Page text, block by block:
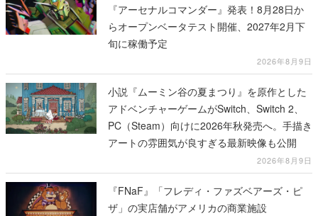
『アーセナルコマンダー』発表！8月28日か
らオープンベータテスト開催、2027年2月下
旬に稼働予定
2026年8月9日
小説『ムーミン谷の夏まつり』を原作とした
アドベンチャーゲームがSwitch、Switch 2、
PC（Steam）向けに2026年秋発売へ。手描き
アートの雰囲気が良すぎる最新映像も公開
2026年8月9日
『FNaF』「フレディ・ファズベアーズ・ピ
ザ」の実店舗がアメリカの商業施設